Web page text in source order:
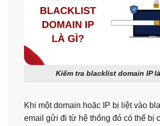
Kiểm tra blacklist domain IP
Khi một domain hoặc IP bị liệt vào
email gửi đi từ hệ thống đó có thể bị